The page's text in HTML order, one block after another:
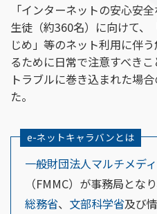
「インターネットの安心安
生徒（約360名）に向けて、
じめ」等のネット利用に伴
るために日常で注意すべき
トラブルに巻き込まれた場
た。
e-ネットキャラバンとは
一般財団法人マルチメデ
（FMMC）が事務局とな
総務省、 文部科学省及び